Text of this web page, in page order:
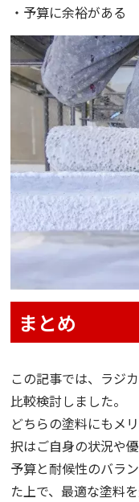
・予算に余裕がある
まとめ
この記事では、ラジ
比較検討しました。
どちらの塗料にもメ
択はご自身の状況や
予算と耐候性のバラ
た上で、最適な塗料